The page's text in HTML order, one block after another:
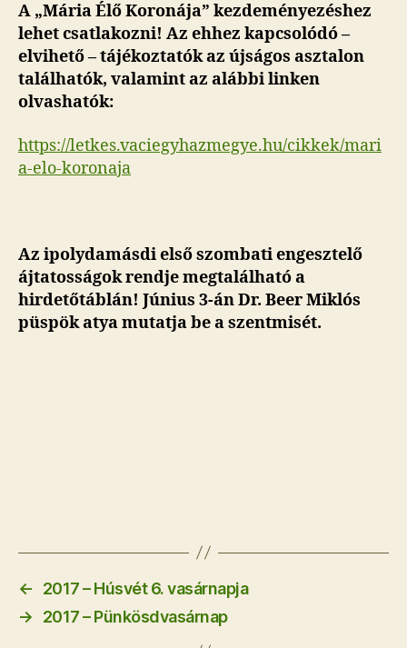
A „Mária Élő Koronája” kezdeményezéshez
lehet csatlakozni! Az ehhez kapcsolódó –
elvihető – tájékoztatók az újságos asztalon
találhatók, valamint az alábbi linken
olvashatók:
https://letkes.vaciegyhazmegye.hu/cikkek/mari
a-elo-koronaja
Az ipolydamásdi első szombati engesztelő
ájtatosságok rendje megtalálható a
hirdetőtáblán! Június 3-án Dr. Beer Miklós
püspök atya mutatja be a szentmisét.
←
2017 – Húsvét 6. vasárnapja
→
2017 – Pünkösdvasárnap